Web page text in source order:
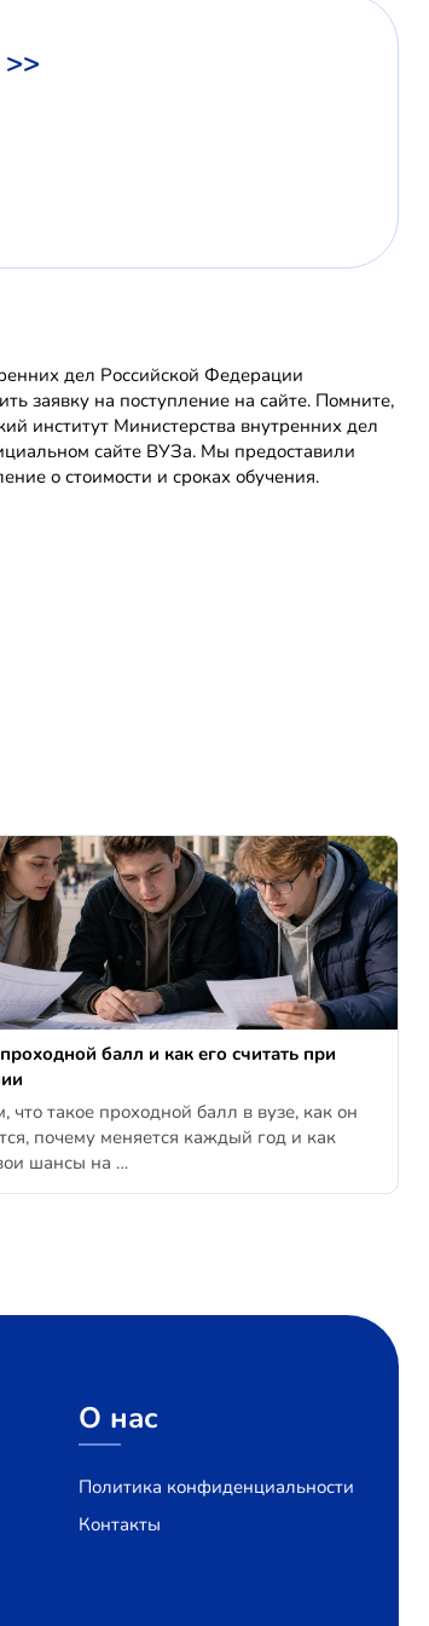
дел Российской Федерации
заявку на поступление на сайте. Помните,
институт Министерства внутренних дел
сайте ВУЗа. Мы предоставили
о стоимости и сроках обучения.
балл и как его считать при
что такое проходной балл в вузе, как он
почему меняется каждый год и как
шансы на …
О нас
Политика конфиденциальности
Контакты